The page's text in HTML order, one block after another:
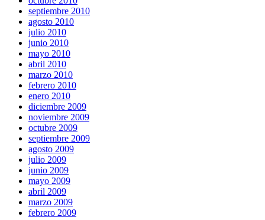
septiembre 2010
agosto 2010
julio 2010
junio 2010
mayo 2010
abril 2010
marzo 2010
febrero 2010
enero 2010
diciembre 2009
noviembre 2009
octubre 2009
septiembre 2009
agosto 2009
julio 2009
junio 2009
mayo 2009
abril 2009
marzo 2009
febrero 2009